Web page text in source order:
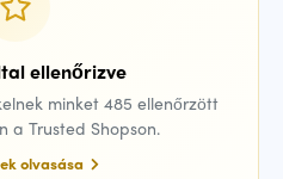
ellenőrizve
minket 485 ellenőrzött
a Trusted Shopson.
olvasása